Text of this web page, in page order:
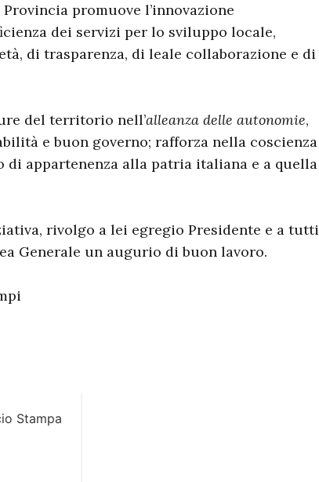
promuove l’innovazione
dei servizi per lo sviluppo locale,
di trasparenza, di leale collaborazione e di
del territorio nell’alleanza delle autonomie,
e buon governo; rafforza nella coscienza
appartenenza alla patria italiana e a quella
rivolgo a lei egregio Presidente e a tutti
Generale un augurio di buon lavoro.